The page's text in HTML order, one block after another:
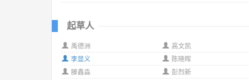
起草人
禹德洲
高文凯
李显义
陈晓晖
滕鑫淼
彭烈新